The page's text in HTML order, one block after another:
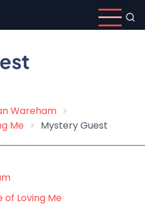
Wareham
Me
Mystery Guest
of Loving Me